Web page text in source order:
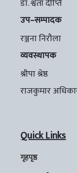
डा. श्वेता दीप्ति
उप–सम्पादक
रञ्जना निरौला
व्यवस्थापक
श्रीपा श्रेष्ठ
राजकुमार
Quick Links
गृहपृष्ठ